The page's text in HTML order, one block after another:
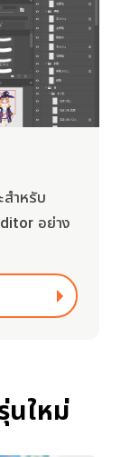
ำหรับ
อย่าง
นใหม่